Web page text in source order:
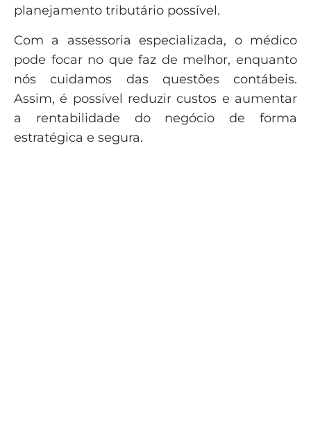
planejamento tributário possível.
Com a assessoria especializada, o médico
pode focar no que faz de melhor, enquanto
nós cuidamos das questões contábeis.
Assim, é possível reduzir custos e aumentar
a rentabilidade do negócio de forma
estratégica e segura.